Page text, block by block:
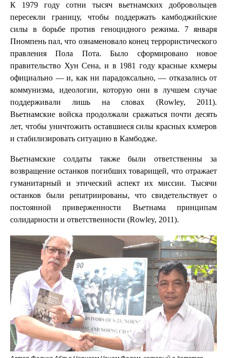
К 1979 году сотни тысяч вьетнамских добровольцев
пересекли границу, чтобы поддержать камбоджийские
силы в борьбе против геноцидного режима. 7 января
Пномпень пал, что ознаменовало конец террористического
правления Пола Пота. Было сформировано новое
правительство Хун Сена, и в 1981 году красные кхмеры
официально — и, как ни парадоксально, — отказались от
коммунизма, идеологии, которую они в лучшем случае
поддерживали лишь на словах (Rowley, 2011).
Вьетнамские войска продолжали сражаться почти десять
лет, чтобы уничтожить оставшиеся силы красных кхмеров
и стабилизировать ситуацию в Камбодже.
Вьетнамские солдаты также были ответственны за
возвращение останков погибших товарищей, что отражает
гуманитарный и этический аспект их миссии. Тысячи
останков были репатриированы, что свидетельствует о
постоянной приверженности Вьетнама принципам
солидарности и ответственности (Rowley, 2011).